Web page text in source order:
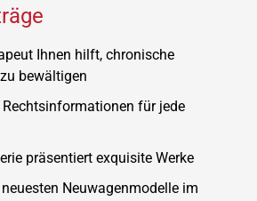
Ihnen hilft, chronische
bewältigen
für jede
präsentiert exquisite Werke
Neuwagenmodelle im